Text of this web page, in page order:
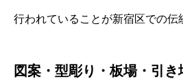
行われていることが新宿区での伝
図案・型彫り・板場・引き